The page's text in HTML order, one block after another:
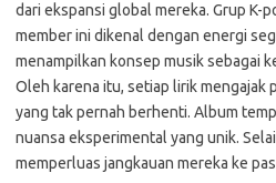
dari ekspansi global mereka. Grup K-
member ini dikenal dengan energi
menampilkan konsep musik sebagai
Oleh karena itu, setiap lirik mengajak
yang tak pernah berhenti. Album
nuansa eksperimental yang unik.
memperluas jangkauan mereka ke